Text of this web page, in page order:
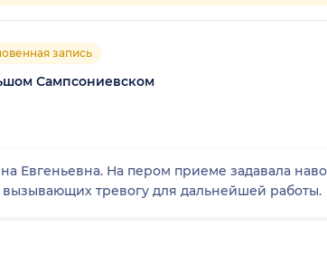
запись
Сампсониевском
Евгеньевна. На пером приеме задавала
тревогу для дальнейшей работы.